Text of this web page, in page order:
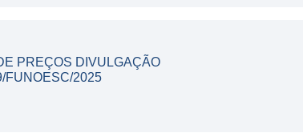
PREÇOS DIVULGAÇÃO
FUNOESC/2025